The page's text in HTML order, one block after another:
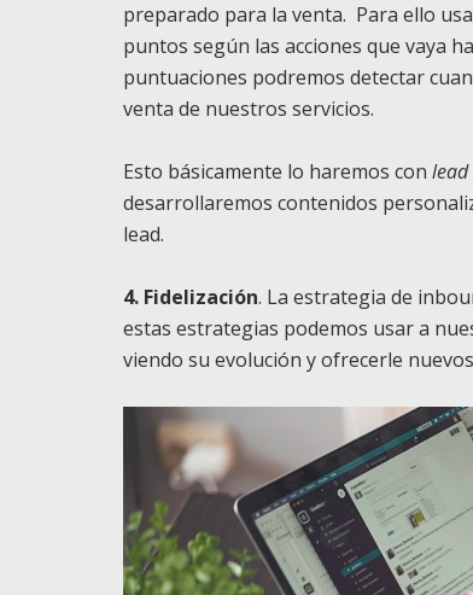
preparado para la venta. Para ello
puntos según las acciones que vaya
puntuaciones podremos detectar
venta de nuestros servicios.
Esto básicamente lo haremos con
desarrollaremos contenidos
lead.
4. Fidelización. La estrategia de
estas estrategias podemos usar a
viendo su evolución y ofrecerle